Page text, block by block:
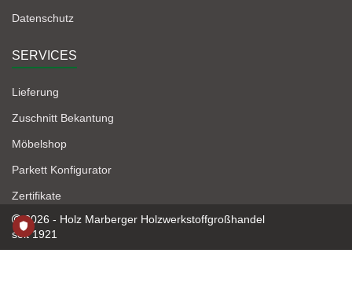
Datenschutz
SERVICES
Lieferung
Zuschnitt Bekantung
Möbelshop
Parkett Konfigurator
Zertifikate
2026 - Holz Marberger Holzwerkstoffgroßhandel
seit 1921